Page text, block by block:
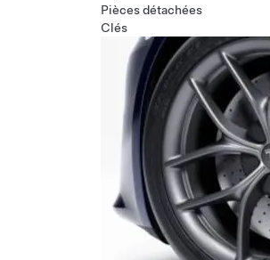
Pièces détachées
Clés